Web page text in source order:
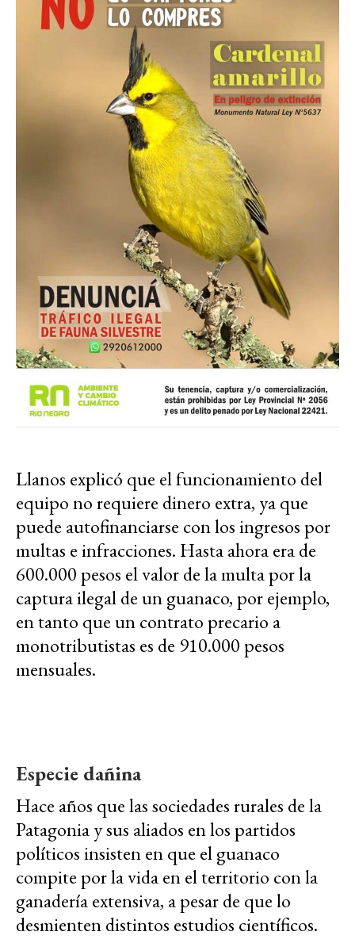
Llanos explicó que el funcionamiento del
equipo no requiere dinero extra, ya que
puede autofinanciarse con los ingresos por
multas e infracciones. Hasta ahora era de
600.000 pesos el valor de la multa por la
captura ilegal de un guanaco, por ejemplo,
en tanto que un contrato precario a
monotributistas es de 910.000 pesos
mensuales.
Especie dañina
Hace años que las sociedades rurales de la
Patagonia y sus aliados en los partidos
políticos insisten en que el guanaco
compite por la vida en el territorio con la
ganadería extensiva, a pesar de que lo
desmienten distintos estudios científicos.